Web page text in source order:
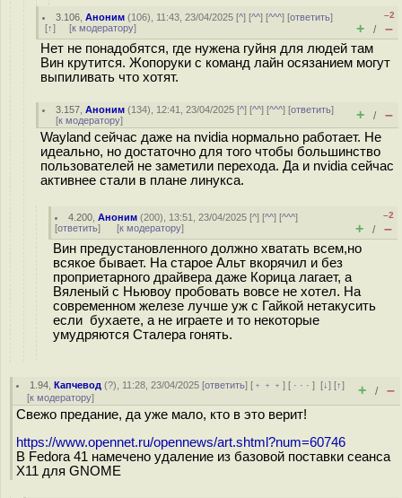
3.106 ,Аноним (106), 11:43, 23/04/2025 [^] [^^] [^^^] [ответить]
[↑] [к модератору]
–2
+ / –
Нет не понадобятся, где нужена гуйня для людей там
Вин крутится. Жопоруки с команд лайн осязанием могут
выпиливать что хотят.
3.157 ,Аноним (134), 12:41, 23/04/2025 [^] [^^] [^^^] [ответить]
[к модератору] + / –
Wayland сейчас даже на nvidia нормально работает. Не
идеально, но достаточно для того чтобы большинство
пользователей не заметили перехода. Да и nvidia сейчас
активнее стали в плане линукса.
4.200 ,Аноним (200), 13:51, 23/04/2025 [^] [^^] [^^^]
[ответить] [к модератору]
–2
+ / –
Вин предустановленного должно хватать всем,но
всякое бывает. На старое Альт вкорячил и без
проприетарного драйвера даже Корица лагает, а
Вяленый с Ньювоу пробовать вовсе не хотел. На
современном железе лучше уж с Гайкой нетакусить
если бухаете, а не играете и то некоторые
умудряются Сталера гонять.
1.94 ,Капчевод (?), 11:28, 23/04/2025 [ответить] [ ﹢﹢﹢] [ · · ·][↓] [↑]
[к модератору] + / –
Свежо предание, да уже мало, кто в это верит!
https://www.opennet.ru/opennews/art.shtml?num=60746
В Fedora 41 намечено удаление из базовой поставки сеанса
X11 для GNOME